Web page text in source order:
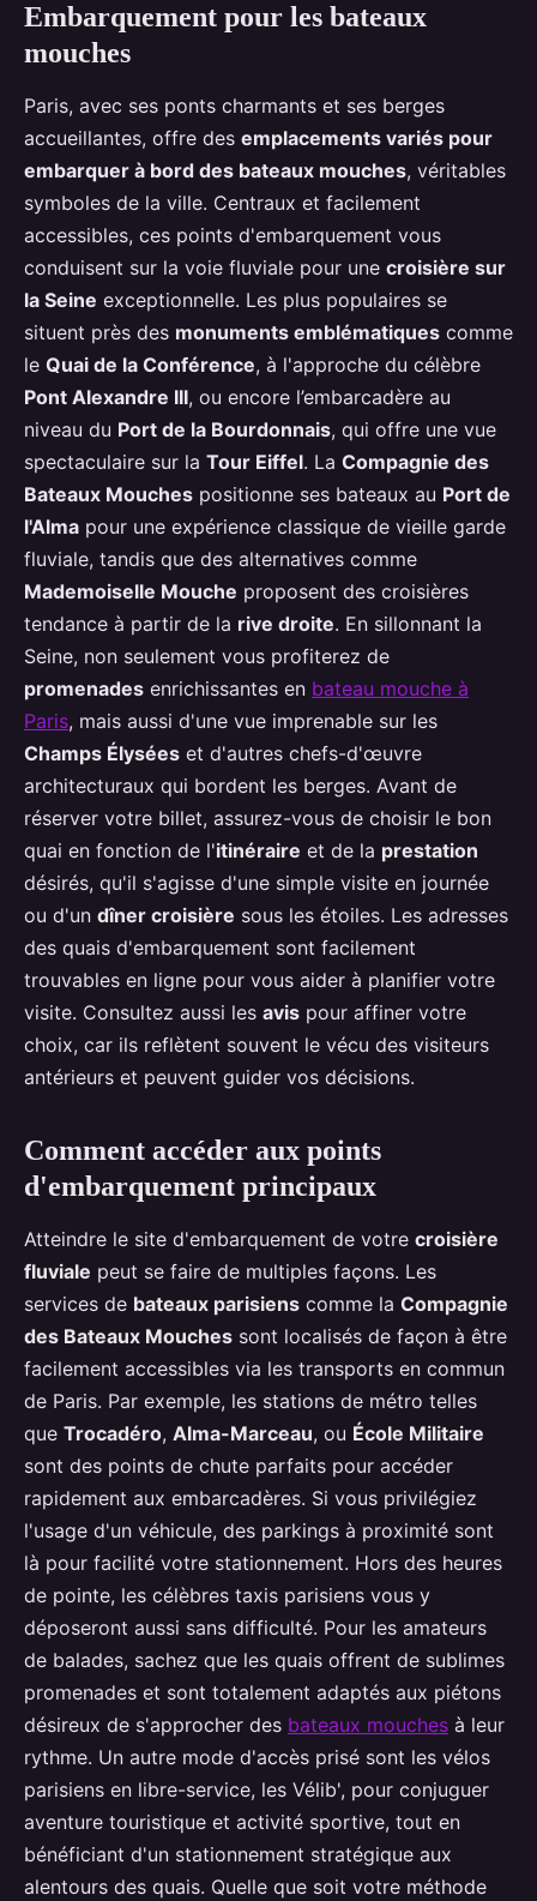
Embarquement pour les bateaux
mouches
Paris, avec ses ponts charmants et ses berges
accueillantes, offre des emplacements variés pour
embarquer à bord des bateaux mouches, véritables
symboles de la ville. Centraux et facilement
accessibles, ces points d'embarquement vous
conduisent sur la voie fluviale pour une croisière sur
la Seine exceptionnelle. Les plus populaires se
situent près des monuments emblématiques comme
le Quai de la Conférence, à l'approche du célèbre
Pont Alexandre III, ou encore l’embarcadère au
niveau du Port de la Bourdonnais, qui offre une vue
spectaculaire sur la Tour Eiffel. La Compagnie des
Bateaux Mouches positionne ses bateaux au Port de
l'Alma pour une expérience classique de vieille garde
fluviale, tandis que des alternatives comme
Mademoiselle Mouche proposent des croisières
tendance à partir de la rive droite. En sillonnant la
Seine, non seulement vous profiterez de
promenades enrichissantes en bateau mouche à
Paris, mais aussi d'une vue imprenable sur les
Champs Élysées et d'autres chefs-d'œuvre
architecturaux qui bordent les berges. Avant de
réserver votre billet, assurez-vous de choisir le bon
quai en fonction de l'itinéraire et de la prestation
désirés, qu'il s'agisse d'une simple visite en journée
ou d'un dîner croisière sous les étoiles. Les adresses
des quais d'embarquement sont facilement
trouvables en ligne pour vous aider à planifier votre
visite. Consultez aussi les avis pour affiner votre
choix, car ils reflètent souvent le vécu des visiteurs
antérieurs et peuvent guider vos décisions.
Comment accéder aux points
d'embarquement principaux
Atteindre le site d'embarquement de votre croisière
fluviale peut se faire de multiples façons. Les
services de bateaux parisiens comme la Compagnie
des Bateaux Mouches sont localisés de façon à être
facilement accessibles via les transports en commun
de Paris. Par exemple, les stations de métro telles
que Trocadéro, Alma-Marceau, ou École Militaire
sont des points de chute parfaits pour accéder
rapidement aux embarcadères. Si vous privilégiez
l'usage d'un véhicule, des parkings à proximité sont
là pour facilité votre stationnement. Hors des heures
de pointe, les célèbres taxis parisiens vous y
déposeront aussi sans difficulté. Pour les amateurs
de balades, sachez que les quais offrent de sublimes
promenades et sont totalement adaptés aux piétons
désireux de s'approcher des bateaux mouches à leur
rythme. Un autre mode d'accès prisé sont les vélos
parisiens en libre-service, les Vélib', pour conjuguer
aventure touristique et activité sportive, tout en
bénéficiant d'un stationnement stratégique aux
alentours des quais. Quelle que soit votre méthode